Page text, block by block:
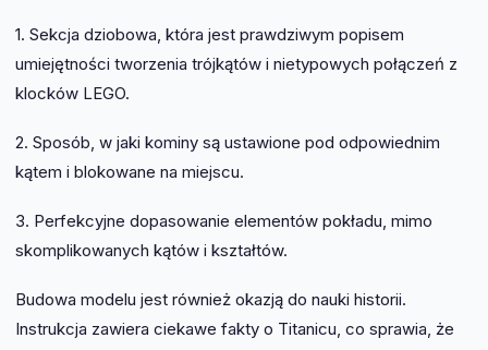
1. Sekcja dziobowa, która jest prawdziwym popisem
umiejętności tworzenia trójkątów i nietypowych połączeń z
klocków LEGO.
2. Sposób, w jaki kominy są ustawione pod odpowiednim
kątem i blokowane na miejscu.
3. Perfekcyjne dopasowanie elementów pokładu, mimo
skomplikowanych kątów i kształtów.
Budowa modelu jest również okazją do nauki historii.
Instrukcja zawiera ciekawe fakty o Titanicu, co sprawia, że